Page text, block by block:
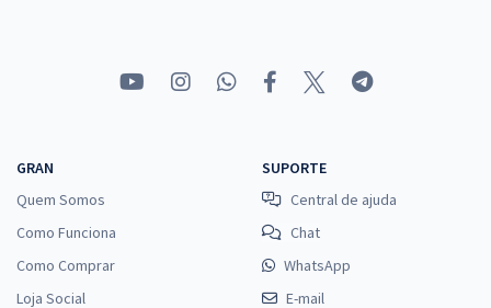
GRAN
Quem Somos
Como Funciona
Como Comprar
Loja Social
SUPORTE
Central de ajuda
Chat
WhatsApp
E-mail